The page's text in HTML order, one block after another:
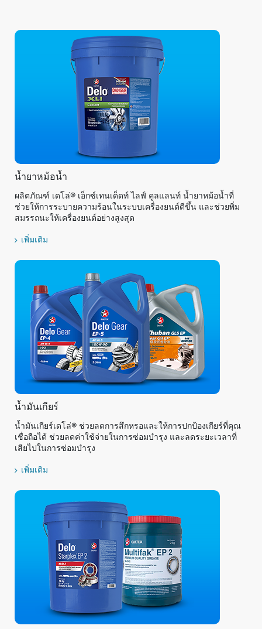
น้ำยาหม้อน้ำ
ผลิตภัณฑ์ เดโล่® เอ็กซ์เทนเด็ดท์ ไลฟ์ คูลแลนท์ น้ำยาหม้อน้ำที่
ช่วยให้การระบายความร้อนในระบบเครื่องยนต์ดีขึ้น และช่วยพิ่ม
สมรรถนะให้เครื่องยนต์อย่างสูงสุด
เพิ่มเติม
น้ำมันเกียร์
น้ำมันเกียร์เดโล่® ช่วยลดการสึกหรอและให้การปกป้องเกียร์ที่คุณ
เชื่อถือได้ ช่วยลดค่าใช้จ่ายในการซ่อมบำรุง และลดระยะเวลาที่
เสียไปในการซ่อมบำรุง
เพิ่มเติม